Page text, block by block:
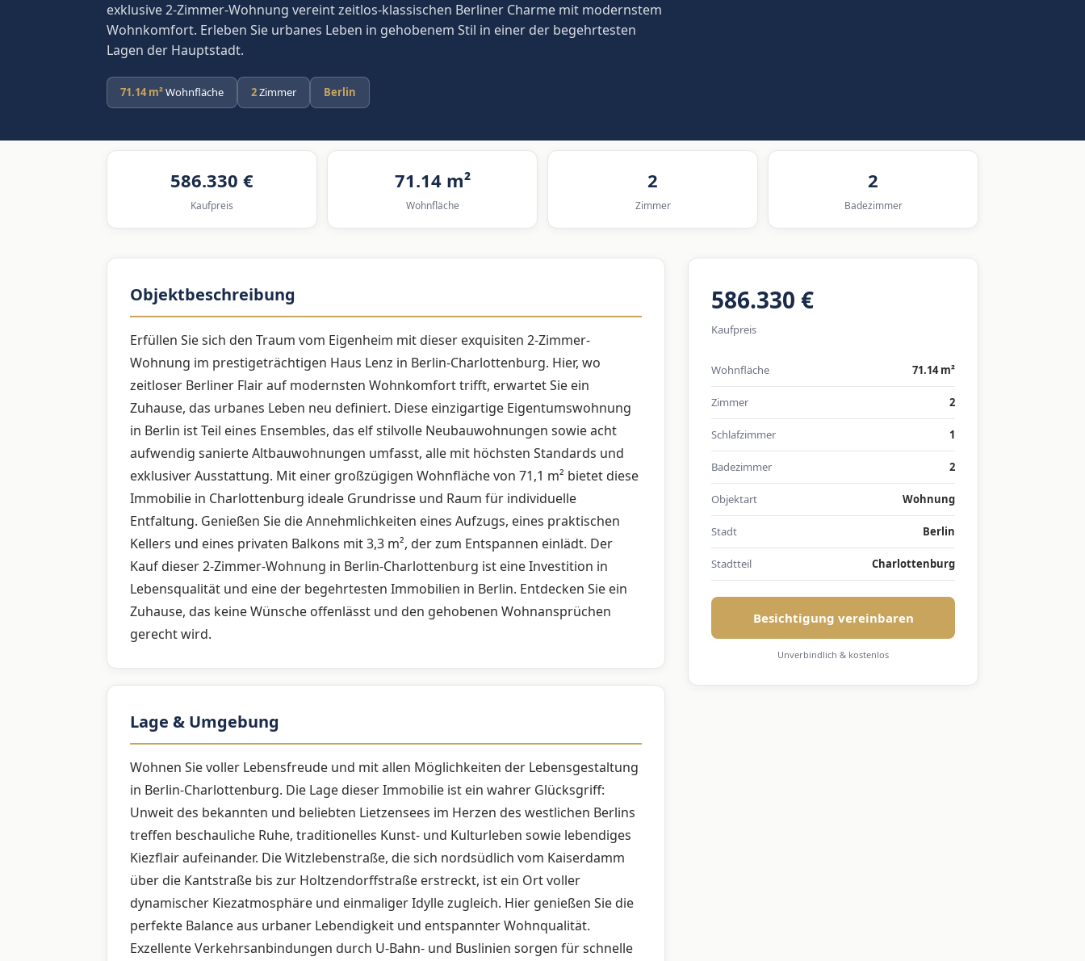
exklusive 2-Zimmer-Wohnung vereint zeitlos-klassischen Berliner Charme mit modernstem
Wohnkomfort. Erleben Sie urbanes Leben in gehobenem Stil in einer der begehrtesten
Lagen der Hauptstadt.
71.14 m²Wohnfläche 2Zimmer Berlin
586.330 €
Kaufpreis
71.14 m²
Wohnfläche
2
Zimmer
2
Badezimmer
Objektbeschreibung
Erfüllen Sie sich den Traum vom Eigenheim mit dieser exquisiten 2-Zimmer-
Wohnung im prestigeträchtigen Haus Lenz in Berlin-Charlottenburg. Hier, wo
zeitloser Berliner Flair auf modernsten Wohnkomfort trifft, erwartet Sie ein
Zuhause, das urbanes Leben neu definiert. Diese einzigartige Eigentumswohnung
in Berlin ist Teil eines Ensembles, das elf stilvolle Neubauwohnungen sowie acht
aufwendig sanierte Altbauwohnungen umfasst, alle mit höchsten Standards und
exklusiver Ausstattung. Mit einer großzügigen Wohnfläche von 71,1 m² bietet diese
Immobilie in Charlottenburg ideale Grundrisse und Raum für individuelle
Entfaltung. Genießen Sie die Annehmlichkeiten eines Aufzugs, eines praktischen
Kellers und eines privaten Balkons mit 3,3 m², der zum Entspannen einlädt. Der
Kauf dieser 2-Zimmer-Wohnung in Berlin-Charlottenburg ist eine Investition in
Lebensqualität und eine der begehrtesten Immobilien in Berlin. Entdecken Sie ein
Zuhause, das keine Wünsche offenlässt und den gehobenen Wohnansprüchen
gerecht wird.
Lage & Umgebung
Wohnen Sie voller Lebensfreude und mit allen Möglichkeiten der Lebensgestaltung
in Berlin-Charlottenburg. Die Lage dieser Immobilie ist ein wahrer Glücksgriff:
Unweit des bekannten und beliebten Lietzensees im Herzen des westlichen Berlins
treffen beschauliche Ruhe, traditionelles Kunst- und Kulturleben sowie lebendiges
Kiezflair aufeinander. Die Witzlebenstraße, die sich nordsüdlich vom Kaiserdamm
über die Kantstraße bis zur Holtzendorffstraße erstreckt, ist ein Ort voller
dynamischer Kiezatmosphäre und einmaliger Idylle zugleich. Hier genießen Sie die
perfekte Balance aus urbaner Lebendigkeit und entspannter Wohnqualität.
Exzellente Verkehrsanbindungen durch U-Bahn- und Buslinien sorgen für schnelle
586.330 €
Kaufpreis
Wohnfläche 71.14 m²
Zimmer 2
Schlafzimmer 1
Badezimmer 2
Objektart Wohnung
Stadt Berlin
Stadtteil Charlottenburg
Besichtigung vereinbaren
Unverbindlich & kostenlos